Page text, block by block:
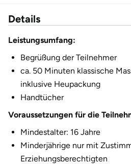
Details
Leistungsumfang:
Begrüßung der Teilnehmer
ca. 50 Minuten klassische
inklusive Heupackung
Handtücher
Voraussetzungen für die
Mindestalter: 16 Jahre
Minderjährige nur mit
Erziehungsberechtigten
Düsseldorf
Erfurt
Erlangen
Flensburg
Frankfurt am Main